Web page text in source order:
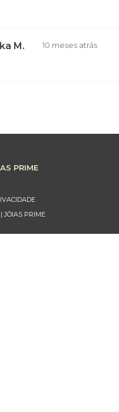
M. 10 meses atrás
PRIME
JÓIAS PRIME